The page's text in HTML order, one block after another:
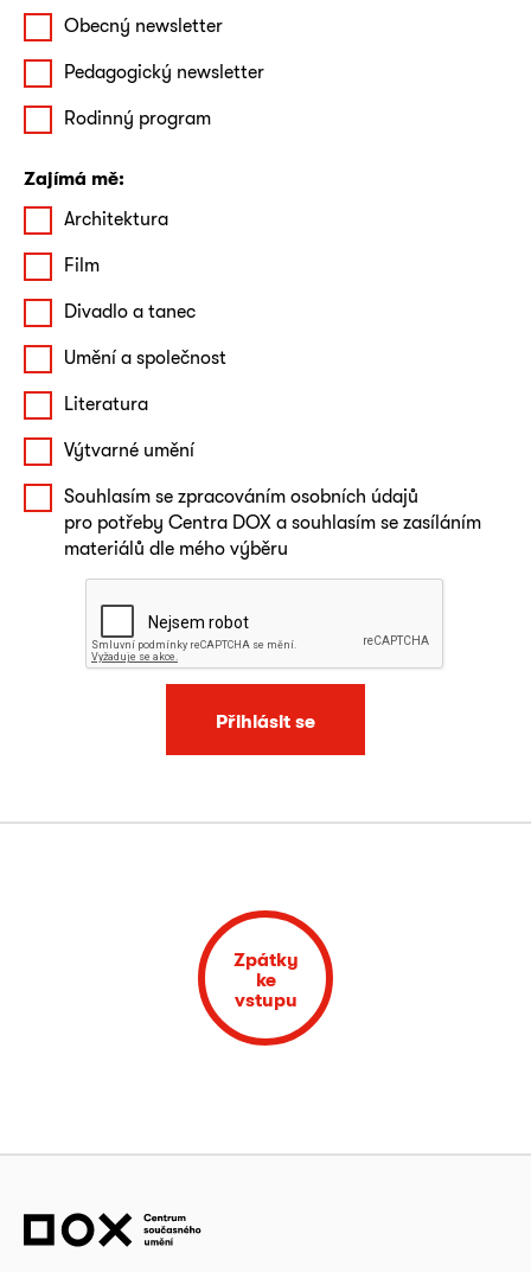
Obecný newsletter
Pedagogický newsletter
Rodinný program
Zajímá mě:
Architektura
Film
Divadlo a tanec
Umění a společnost
Literatura
Výtvarné umění
Souhlasím se zpracováním osobních údajů
pro potřeby Centra DOX a souhlasím se zasíláním
materiálů dle mého výběru
Přihlásit se
Zpátky
ke
vstupu